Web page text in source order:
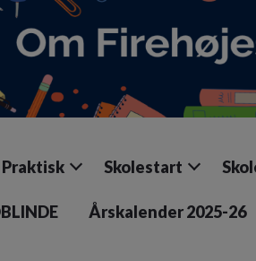
Praktisk Skolestart
Årskalender 2025-26